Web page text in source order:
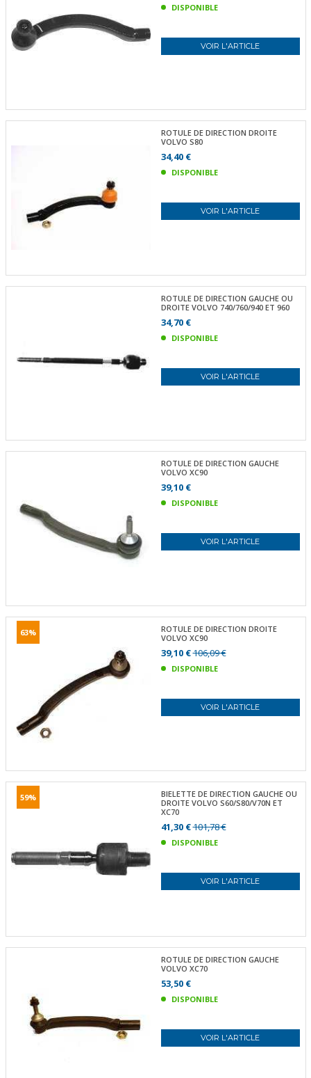
DISPONIBLE
VOIR L'ARTICLE
ROTULE DE DIRECTION DROITE
VOLVO S80
34,40 €
DISPONIBLE
VOIR L'ARTICLE
ROTULE DE DIRECTION GAUCHE OU
DROITE VOLVO 740/760/940 ET 960
34,70 €
DISPONIBLE
VOIR L'ARTICLE
ROTULE DE DIRECTION GAUCHE
VOLVO XC90
39,10 €
DISPONIBLE
VOIR L'ARTICLE
63%
ROTULE DE DIRECTION DROITE
VOLVO XC90
39,10 €106,09 €
DISPONIBLE
VOIR L'ARTICLE
59%
BIELETTE DE DIRECTION GAUCHE OU
DROITE VOLVO S60/S80/V70N ET
XC70
41,30 €101,78 €
DISPONIBLE
VOIR L'ARTICLE
ROTULE DE DIRECTION GAUCHE
VOLVO XC70
53,50 €
DISPONIBLE
VOIR L'ARTICLE